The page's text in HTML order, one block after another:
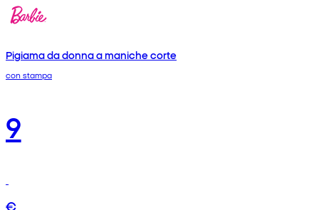
Pigiama da donna a maniche corte
con stampa
9
€